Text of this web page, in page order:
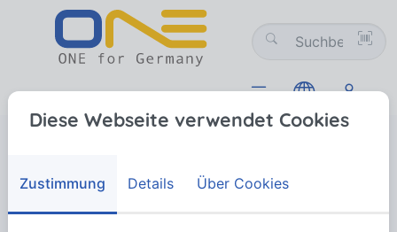
Schaukästen
Diese Webseite verwendet Cookies
Zustimmung Details Über Cookies